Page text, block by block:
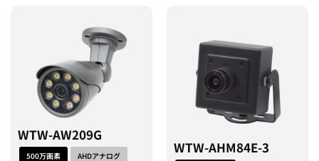
WTW-AW209G
500万画素
AHDアナログ
WTW-AHM84E-3